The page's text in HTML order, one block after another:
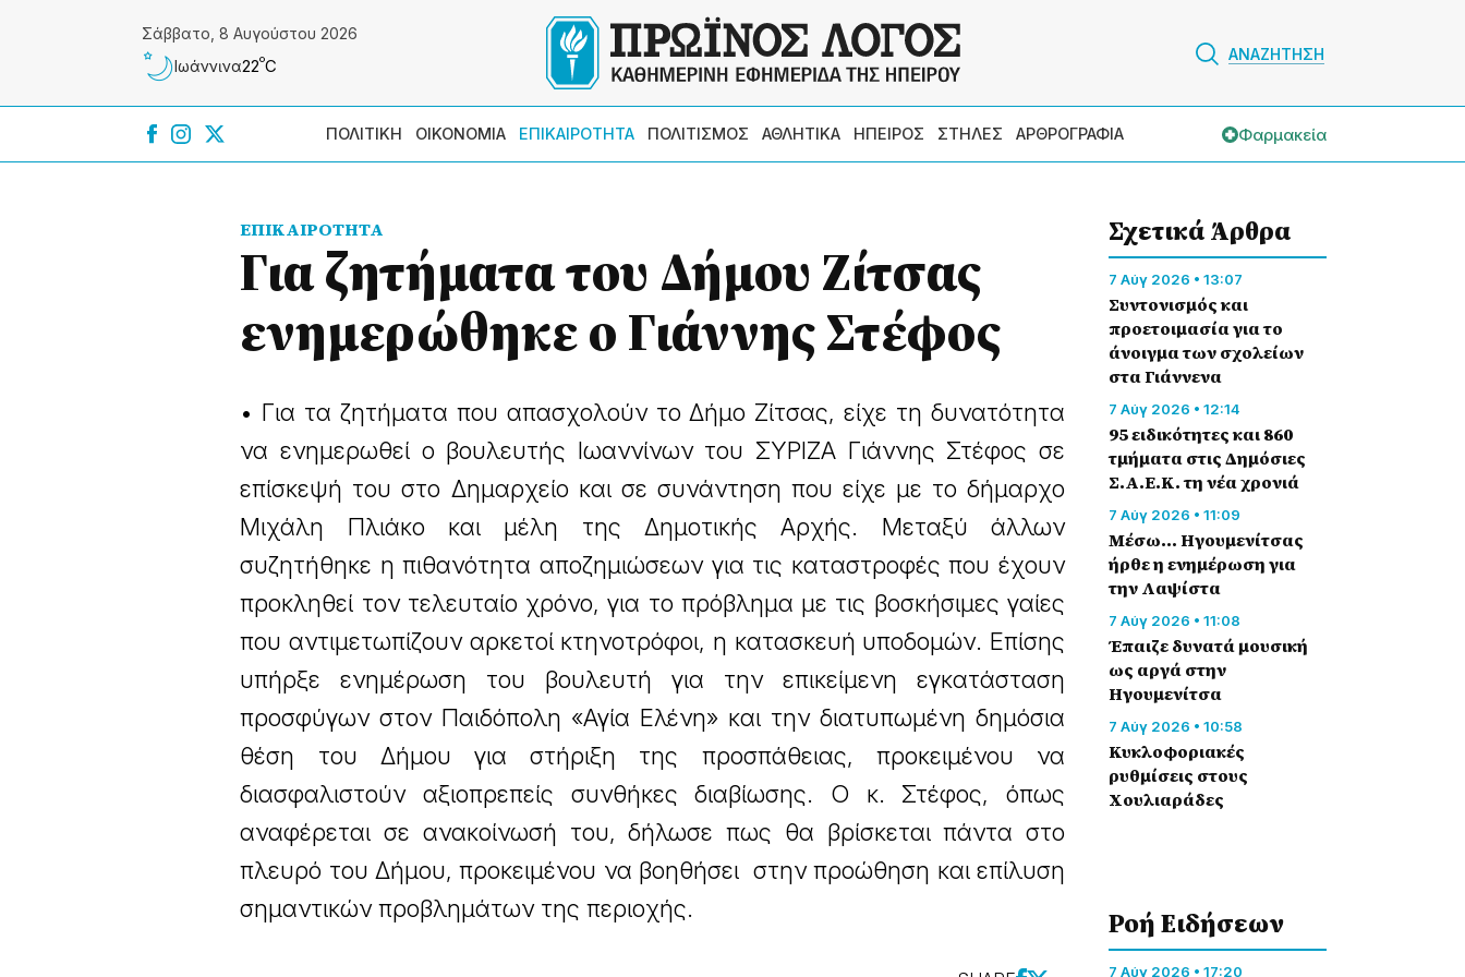
Σάββατο, 8 Αυγούστου 2026
Ιωάννɩνα22ºC
ΑΝΑΖΗΤΗΣΗ
ΠΟΛΙΤΙΚΗ ΟΙΚΟΝΟΜΙΑ ΕΠΙΚΑΙΡΟΤΗΤΑ ΠΟΛΙΤΙΣΜΟΣ ΑΘΛΗΤΙΚΑ ΗΠΕΙΡΟΣ ΣΤΗΛΕΣ ΑΡΘΡΟΓΡΑΦΙΑ Φαρμακεία
ΕΠΙΚΑΙΡΟΤΗΤΑ
Για ζητήματα του Δήμου Ζίτσας
ενημερώθηκε ο Γιάννης Στέφος
• Για τα ζητήματα που απασχολούν το Δήμο Ζίτσας, είχε τη δυνατότητα
να ενημερωθεί ο βουλευτής Ιωαννίνων του ΣΥΡΙΖΑ Γιάννης Στέφος σε
επίσκεψή του στο Δημαρχείο και σε συνάντηση που είχε με το δήμαρχο
Μιχάλη Πλιάκο και μέλη της Δημοτικής Αρχής. Μεταξύ άλλων
συζητήθηκε η πιθανότητα αποζημιώσεων για τις καταστροφές που έχουν
προκληθεί τον τελευταίο χρόνο, για το πρόβλημα με τις βοσκήσιμες γαίες
που αντιμετωπίζουν αρκετοί κτηνοτρόφοι, η κατασκευή υποδομών. Επίσης
υπήρξε ενημέρωση του βουλευτή για την επικείμενη εγκατάσταση
προσφύγων στον Παιδόπολη «Αγία Ελένη» και την διατυπωμένη δημόσια
θέση του Δήμου για στήριξη της προσπάθειας, προκειμένου να
διασφαλιστούν αξιοπρεπείς συνθήκες διαβίωσης. Ο κ. Στέφος, όπως
αναφέρεται σε ανακοίνωσή του, δήλωσε πως θα βρίσκεται πάντα στο
πλευρό του Δήμου, προκειμένου να βοηθήσει στην προώθηση και επίλυση
σημαντικών προβλημάτων της περιοχής.
Σχετικά Άρθρα
7 Αύγ 2026 • 13:07
Συντονισμός και
προετοιμασία για το
άνοιγμα των σχολείων
στα Γιάννενα
7 Αύγ 2026 • 12:14
95 ειδικότητες και 860
τμήματα στις Δημόσιες
Σ.Α.Ε.Κ. τη νέα χρονιά
7 Αύγ 2026 • 11:09
Μέσω… Ηγουμενίτσας
ήρθε η ενημέρωση για
την Λαψίστα
7 Αύγ 2026 • 11:08
Έπαιζε δυνατά μουσική
ως αργά στην
Ηγουμενίτσα
7 Αύγ 2026 • 10:58
Κυκλοφοριακές
ρυθμίσεις στους
Χουλιαράδες
Ροή Eιδήσεων
7 Αύγ 2026 • 17:20